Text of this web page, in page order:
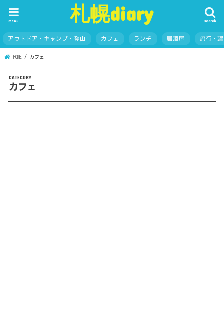
札幌diary search
menu
アウトドア・キャンプ・登山 カフェ ランチ 居酒屋 旅行・
HOME カフェ
カフェ